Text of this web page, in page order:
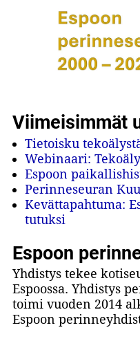
Viimeisimmät
Tietoisku
Webinaari:
Espoon
Perinneseuran
Kevättapahtuma:
tutuksi
Espoon
Yhdistys tekee
Espoossa. Yhdistys
toimi vuoden 2014
Espoon